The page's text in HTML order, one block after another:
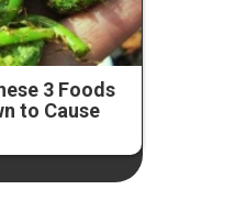
3 Foods
to Cause